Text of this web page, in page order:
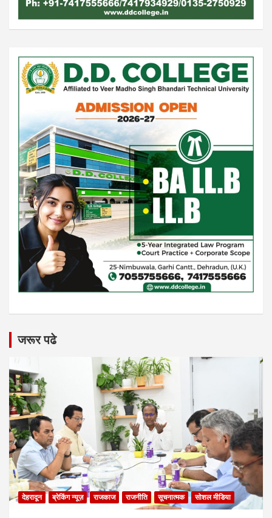
जरूर पढे
देहरादून ब्रेकिंग न्यूज़ राजकाज राजनीति सूचनात्मक सोशल मीडिया